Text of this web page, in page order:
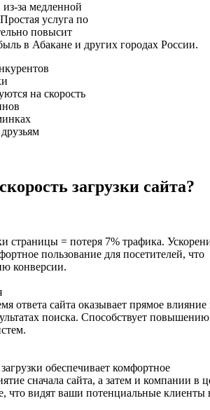
из-за медленной
услуга по
повысит
в Абакане и других городах России.
на скорость
загрузки сайта?
страницы = потеря 7% трафика.
пользование для посетителей, что
конверсии.
ответа сайта оказывает прямое влияние
поиска. Способствует повышению
обеспечивает комфортное
сначала сайта, а затем и компании в
что видят ваши потенциальные клиенты